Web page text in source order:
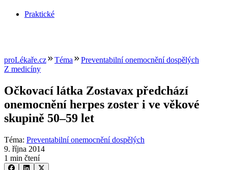
Praktické
proLékaře.cz Téma
Preventabilní onemocnění dospělých
Z medicíny
Očkovací látka Zostavax předchází
onemocnění herpes zoster i ve věkové
skupině 50–59 let
Téma: Preventabilní onemocnění dospělých
9. října 2014
1 min čtení